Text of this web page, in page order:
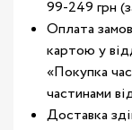
99-249 грн
Оплата
картою у
«Покупка
частинами
Доставка